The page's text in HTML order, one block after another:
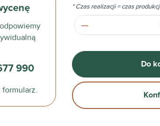
990
formularz.
* Czas realizacji = czas
Ilość produktu:
Do